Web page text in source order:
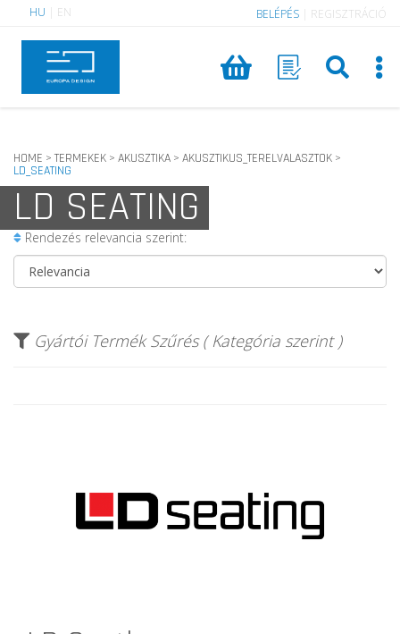
HU EN BELÉPÉS REGISZTRÁCIÓ
HOME > TERMEKEK > AKUSZTIKA > AKUSZTIKUS_TERELVALASZTOK >
LD_SEATING
LD SEATING
Rendezés relevancia szerint:
Gyártói Termék Szűrés ( Kategória szerint )